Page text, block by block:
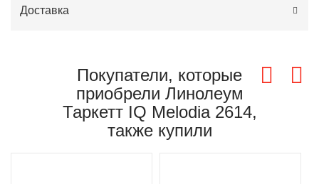
Доставка
Покупатели, которые
приобрели Линолеум
Таркетт IQ Melodia 2614,
также купили